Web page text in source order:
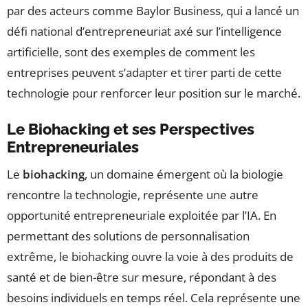
par des acteurs comme Baylor Business, qui a lancé un
défi national d’entrepreneuriat axé sur l’intelligence
artificielle, sont des exemples de comment les
entreprises peuvent s’adapter et tirer parti de cette
technologie pour renforcer leur position sur le marché.
Le Biohacking et ses Perspectives
Entrepreneuriales
Le biohacking, un domaine émergent où la biologie
rencontre la technologie, représente une autre
opportunité entrepreneuriale exploitée par l’IA. En
permettant des solutions de personnalisation
extrême, le biohacking ouvre la voie à des produits de
santé et de bien-être sur mesure, répondant à des
besoins individuels en temps réel. Cela représente une